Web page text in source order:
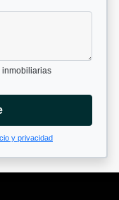
inmobiliarias
y privacidad